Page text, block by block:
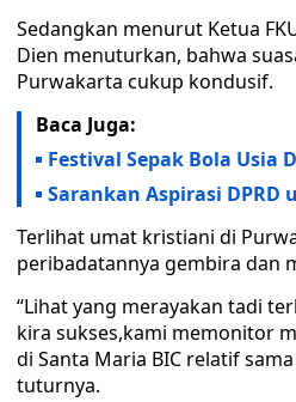
Sedangkan menurut Ketua
Dien menuturkan, bahwa
Purwakarta cukup kondusif.
Baca Juga:
Festival Sepak Bola Usia
Sarankan Aspirasi DPRD
Terlihat umat kristiani di
peribadatannya gembira dan
“Lihat yang merayakan tadi
kira sukses,kami memonitor
di Santa Maria BIC relatif
tuturnya.